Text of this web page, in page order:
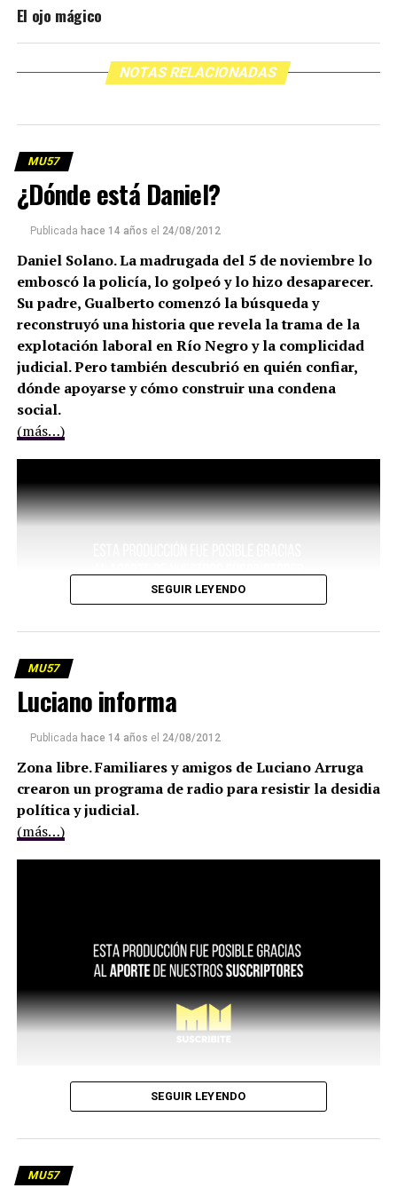
El ojo mágico
NOTAS RELACIONADAS
MU57
¿Dónde está Daniel?
Publicada hace 14 años el 24/08/2012
Daniel Solano. La madrugada del 5 de noviembre lo
emboscó la policía, lo golpeó y lo hizo desaparecer.
Su padre, Gualberto comenzó la búsqueda y
reconstruyó una historia que revela la trama de la
explotación laboral en Río Negro y la complicidad
judicial. Pero también descubrió en quién confiar,
dónde apoyarse y cómo construir una condena
social.
(más…)
SEGUIR LEYENDO
MU57
Luciano informa
Publicada hace 14 años el 24/08/2012
Zona libre. Familiares y amigos de Luciano Arruga
crearon un programa de radio para resistir la desidia
política y judicial.
(más…)
SEGUIR LEYENDO
MU57